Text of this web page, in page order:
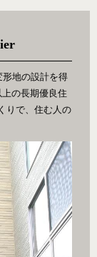
地の設計を得
の長期優良住
りで、住む人の